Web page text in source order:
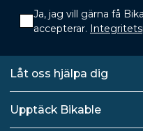
Ja, jag vill gärna få
accepterar.
Låt oss hjälpa dig
Upptäck Bikable